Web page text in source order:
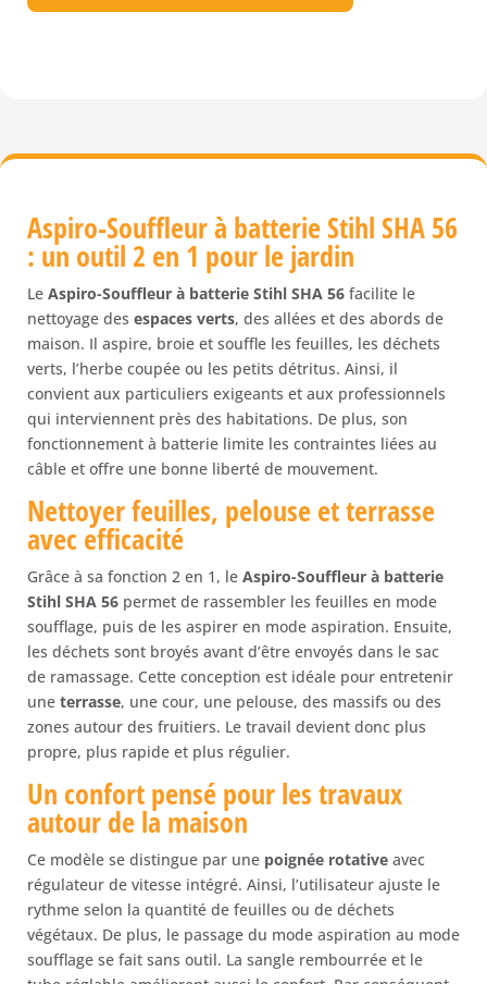
Aspiro-Souffleur à batterie Stihl SHA 56
: un outil 2 en 1 pour le jardin
Le Aspiro-Souffleur à batterie Stihl SHA 56 facilite le
nettoyage des espaces verts, des allées et des abords de
maison. Il aspire, broie et souffle les feuilles, les déchets
verts, l’herbe coupée ou les petits détritus. Ainsi, il
convient aux particuliers exigeants et aux professionnels
qui interviennent près des habitations. De plus, son
fonctionnement à batterie limite les contraintes liées au
câble et offre une bonne liberté de mouvement.
Nettoyer feuilles, pelouse et terrasse
avec efficacité
Grâce à sa fonction 2 en 1, le Aspiro-Souffleur à batterie
Stihl SHA 56 permet de rassembler les feuilles en mode
soufflage, puis de les aspirer en mode aspiration. Ensuite,
les déchets sont broyés avant d’être envoyés dans le sac
de ramassage. Cette conception est idéale pour entretenir
une terrasse, une cour, une pelouse, des massifs ou des
zones autour des fruitiers. Le travail devient donc plus
propre, plus rapide et plus régulier.
Un confort pensé pour les travaux
autour de la maison
Ce modèle se distingue par une poignée rotative avec
régulateur de vitesse intégré. Ainsi, l’utilisateur ajuste le
rythme selon la quantité de feuilles ou de déchets
végétaux. De plus, le passage du mode aspiration au mode
soufflage se fait sans outil. La sangle rembourrée et le